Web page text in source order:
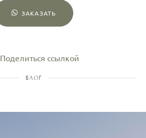
ЗАКАЗАТЬ
Поделиться ссылкой
БЛОГ